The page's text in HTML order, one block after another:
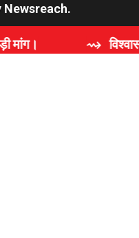
Newsreach.
⇝ विश्वास, समर्पण और